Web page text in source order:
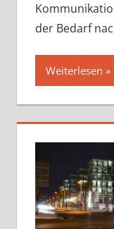
der Bedarf
Weiterlesen